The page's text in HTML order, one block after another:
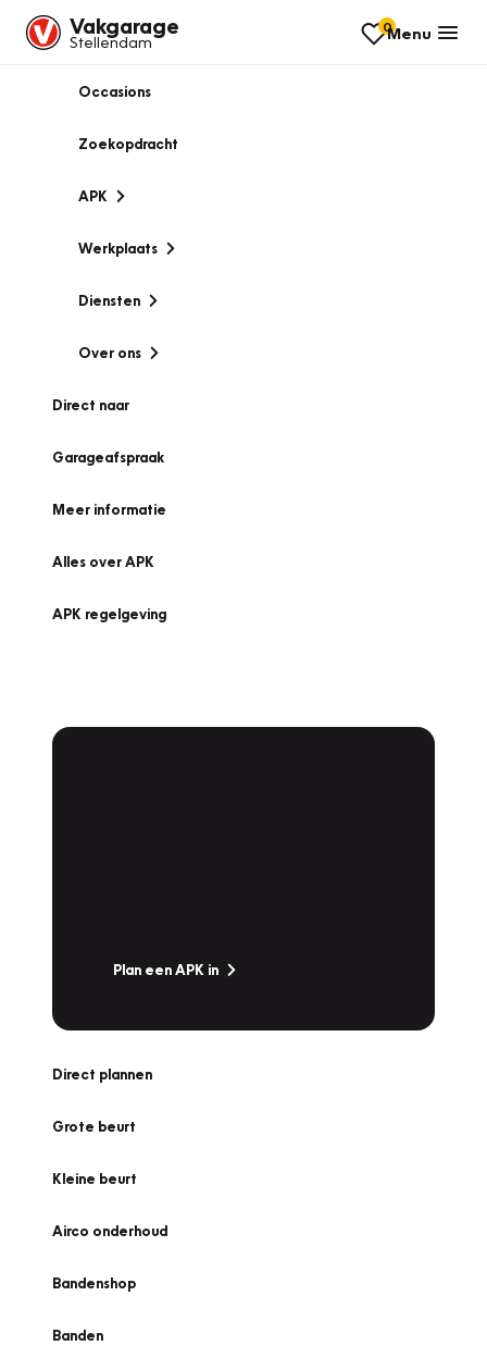
Vakgarage
Stellendam
0Menu
Occasions
Zoekopdracht
APK
Werkplaats
Diensten
Over ons
Direct naar
Garageafspraak
Meer informatie
Alles over APK
APK regelgeving
Plan een APK in
Direct plannen
Grote beurt
Kleine beurt
Airco onderhoud
Bandenshop
Banden